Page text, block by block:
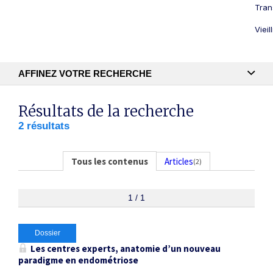
AFFINEZ VOTRE RECHERCHE
Recherche textuelle
Centres experts ×
Résultats de la recherche
2 résultats
Tous les contenus Articles(2)
1 / 1
Dossier
Les centres experts, anatomie d’un nouveau
paradigme en endométriose